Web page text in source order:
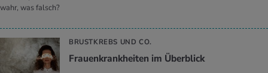
wahr, was falsch?
BRUSTKREBS UND CO.
Frauenkrankheiten im Überblick